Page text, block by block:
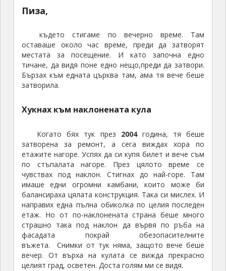
Пиза,
където стигаме по вечерно време. Там
оставаше около час време, преди да затворят
местата за посещение. И като започна едно
тичане, да видя поне едно нещо,преди да затвори.
Бързах към едната църква там, ама тя вече беше
затворила.
Хукнах към наклонената кула
Когато бях тук през 2004 година, тя беше
затворена за ремонт, а сега виждах хора по
етажите нагоре. Успях да си купя билет и вече съм
по стъпалата нагоре. През цялото време се
чувствах под наклон. Стигнах до най-горе. Там
имаше едни огромни камбани, които може би
балансираха цялата конструкция. Така си мислех. И
направих една пълна обиколка по целия последен
етаж. Но от по-наклонената страна беше много
страшно така под наклон да вървя по ръба на
фасадата покрай обезопасителните
въжета. Снимки от тук няма, защото вече беше
вечер. От върха на кулата се вижда прекрасно
целият град, осветен. Доста голям ми се видя.